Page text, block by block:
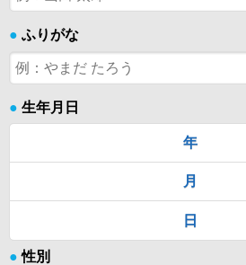
● ふりがな
● 生年月日
年
月
日
● 性別